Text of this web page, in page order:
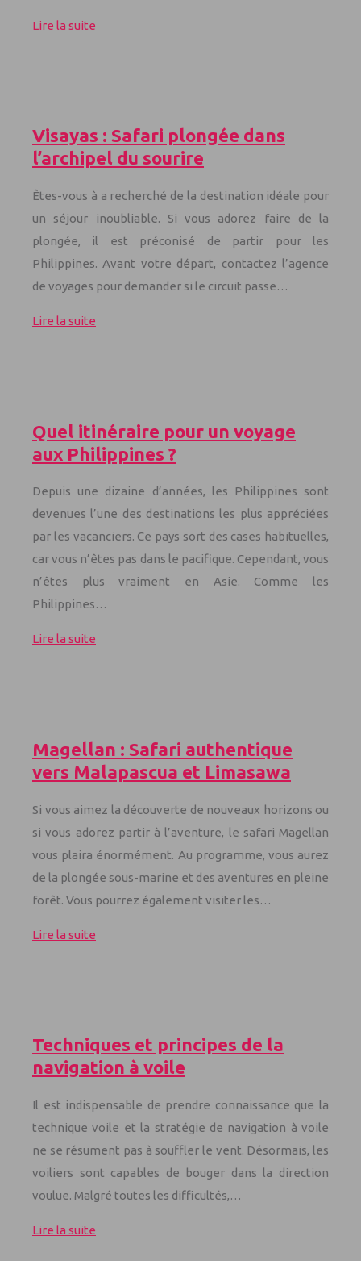
Lire la suite
Visayas : Safari plongée dans
l’archipel du sourire
Êtes-vous à a recherché de la destination idéale pour
un séjour inoubliable. Si vous adorez faire de la
plongée, il est préconisé de partir pour les
Philippines. Avant votre départ, contactez l’agence
de voyages pour demander si le circuit passe…
Lire la suite
Quel itinéraire pour un voyage
aux Philippines ?
Depuis une dizaine d’années, les Philippines sont
devenues l’une des destinations les plus appréciées
par les vacanciers. Ce pays sort des cases habituelles,
car vous n’êtes pas dans le pacifique. Cependant, vous
n’êtes plus vraiment en Asie. Comme les
Philippines…
Lire la suite
Magellan : Safari authentique
vers Malapascua et Limasawa
Si vous aimez la découverte de nouveaux horizons ou
si vous adorez partir à l’aventure, le safari Magellan
vous plaira énormément. Au programme, vous aurez
de la plongée sous-marine et des aventures en pleine
forêt. Vous pourrez également visiter les…
Lire la suite
Techniques et principes de la
navigation à voile
Il est indispensable de prendre connaissance que la
technique voile et la stratégie de navigation à voile
ne se résument pas à souffler le vent. Désormais, les
voiliers sont capables de bouger dans la direction
voulue. Malgré toutes les difficultés,…
Lire la suite